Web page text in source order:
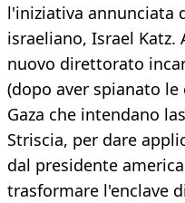
l'iniziativa annunciata
israeliano, Israel
nuovo direttorato
(dopo aver spianato
Gaza che intendano
Striscia, per dare
dal presidente
trasformare l'enclave